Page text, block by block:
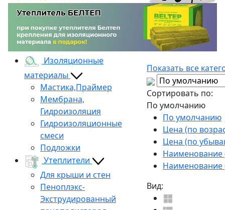
Изоляционные
материалы
Мастика,Праймер
Мембрана,
Гидроизоляция
Гидроизоляционные
смеси
Подложки
Утеплители
Для крыши и стен
Пеноплэкс-
Экструдированный
Показать все
Сортировать по:
По умолчанию
По умолчанию
Цена (по
Цена (по
Наименование
Наименование
Вид: